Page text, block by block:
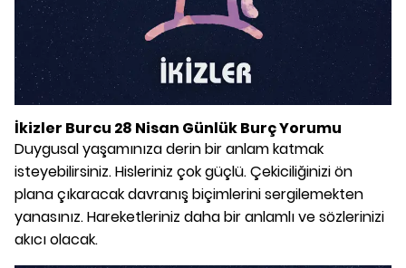
İkizler Burcu 28 Nisan Günlük Burç Yorumu
Duygusal yaşamınıza derin bir anlam katmak
isteyebilirsiniz. Hisleriniz çok güçlü. Çekiciliğinizi ön
plana çıkaracak davranış biçimlerini sergilemekten
yanasınız. Hareketleriniz daha bir anlamlı ve sözlerinizi
akıcı olacak.